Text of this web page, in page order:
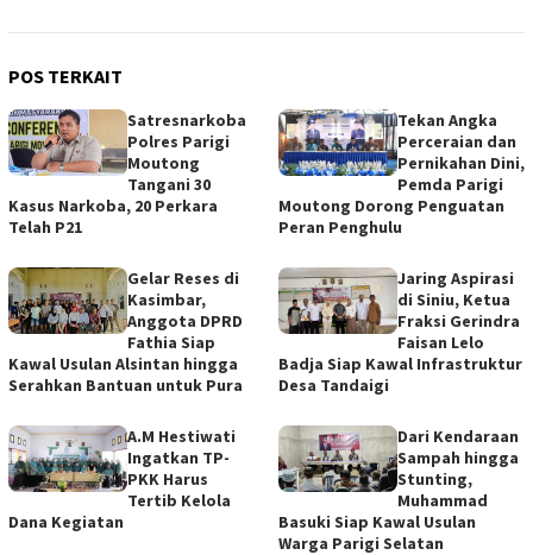
POS TERKAIT
Satresnarkoba
Polres Parigi
Moutong
Tangani 30
Kasus Narkoba, 20 Perkara
Telah P21
Tekan Angka
Perceraian dan
Pernikahan Dini,
Pemda Parigi
Moutong Dorong Penguatan
Peran Penghulu
Gelar Reses di
Kasimbar,
Anggota DPRD
Fathia Siap
Kawal Usulan Alsintan hingga
Serahkan Bantuan untuk Pura
Jaring Aspirasi
di Siniu, Ketua
Fraksi Gerindra
Faisan Lelo
Badja Siap Kawal Infrastruktur
Desa Tandaigi
A.M Hestiwati
Ingatkan TP-
PKK Harus
Tertib Kelola
Dana Kegiatan
Dari Kendaraan
Sampah hingga
Stunting,
Muhammad
Basuki Siap Kawal Usulan
Warga Parigi Selatan